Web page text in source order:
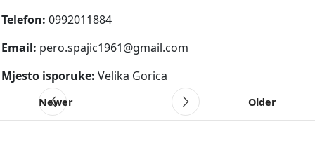
Telefon: 0992011884
Email: pero.spajic1961@gmail.com
Mjesto isporuke: Velika Gorica
Newer Older